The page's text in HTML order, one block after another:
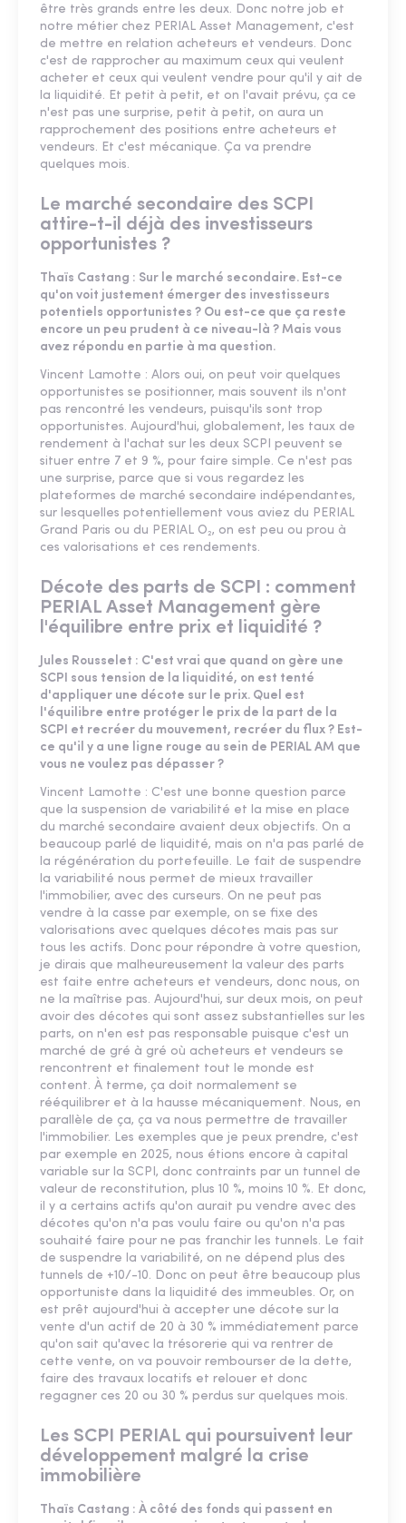
être très grands entre les deux. Donc notre job et
notre métier chez PERIAL Asset Management, c'est
de mettre en relation acheteurs et vendeurs. Donc
c'est de rapprocher au maximum ceux qui veulent
acheter et ceux qui veulent vendre pour qu'il y ait de
la liquidité. Et petit à petit, et on l'avait prévu, ça ce
n'est pas une surprise, petit à petit, on aura un
rapprochement des positions entre acheteurs et
vendeurs. Et c'est mécanique. Ça va prendre
quelques mois.
Le marché secondaire des SCPI
attire-t-il déjà des investisseurs
opportunistes ?
Thaïs Castang : Sur le marché secondaire. Est-ce
qu'on voit justement émerger des investisseurs
potentiels opportunistes ? Ou est-ce que ça reste
encore un peu prudent à ce niveau-là ? Mais vous
avez répondu en partie à ma question.
Vincent Lamotte : Alors oui, on peut voir quelques
opportunistes se positionner, mais souvent ils n'ont
pas rencontré les vendeurs, puisqu'ils sont trop
opportunistes. Aujourd'hui, globalement, les taux de
rendement à l'achat sur les deux SCPI peuvent se
situer entre 7 et 9 %, pour faire simple. Ce n'est pas
une surprise, parce que si vous regardez les
plateformes de marché secondaire indépendantes,
sur lesquelles potentiellement vous aviez du PERIAL
Grand Paris ou du PERIAL O₂, on est peu ou prou à
ces valorisations et ces rendements.
Décote des parts de SCPI : comment
PERIAL Asset Management gère
l'équilibre entre prix et liquidité ?
Jules Rousselet : C'est vrai que quand on gère une
SCPI sous tension de la liquidité, on est tenté
d'appliquer une décote sur le prix. Quel est
l'équilibre entre protéger le prix de la part de la
SCPI et recréer du mouvement, recréer du flux ? Est-
ce qu'il y a une ligne rouge au sein de PERIAL AM que
vous ne voulez pas dépasser ?
Vincent Lamotte : C'est une bonne question parce
que la suspension de variabilité et la mise en place
du marché secondaire avaient deux objectifs. On a
beaucoup parlé de liquidité, mais on n'a pas parlé de
la régénération du portefeuille. Le fait de suspendre
la variabilité nous permet de mieux travailler
l'immobilier, avec des curseurs. On ne peut pas
vendre à la casse par exemple, on se fixe des
valorisations avec quelques décotes mais pas sur
tous les actifs. Donc pour répondre à votre question,
je dirais que malheureusement la valeur des parts
est faite entre acheteurs et vendeurs, donc nous, on
ne la maîtrise pas. Aujourd'hui, sur deux mois, on peut
avoir des décotes qui sont assez substantielles sur les
parts, on n'en est pas responsable puisque c'est un
marché de gré à gré où acheteurs et vendeurs se
rencontrent et finalement tout le monde est
content. À terme, ça doit normalement se
rééquilibrer et à la hausse mécaniquement. Nous, en
parallèle de ça, ça va nous permettre de travailler
l'immobilier. Les exemples que je peux prendre, c'est
par exemple en 2025, nous étions encore à capital
variable sur la SCPI, donc contraints par un tunnel de
valeur de reconstitution, plus 10 %, moins 10 %. Et donc,
il y a certains actifs qu'on aurait pu vendre avec des
décotes qu'on n'a pas voulu faire ou qu'on n'a pas
souhaité faire pour ne pas franchir les tunnels. Le fait
de suspendre la variabilité, on ne dépend plus des
tunnels de +10/-10. Donc on peut être beaucoup plus
opportuniste dans la liquidité des immeubles. Or, on
est prêt aujourd'hui à accepter une décote sur la
vente d'un actif de 20 à 30 % immédiatement parce
qu'on sait qu'avec la trésorerie qui va rentrer de
cette vente, on va pouvoir rembourser de la dette,
faire des travaux locatifs et relouer et donc
regagner ces 20 ou 30 % perdus sur quelques mois.
Les SCPI PERIAL qui poursuivent leur
développement malgré la crise
immobilière
Thaïs Castang : À côté des fonds qui passent en